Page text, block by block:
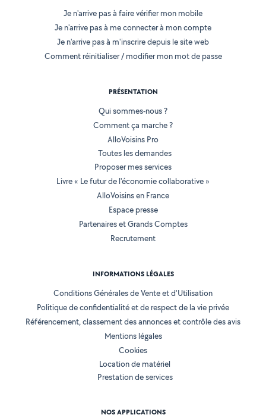
Je n'arrive pas à faire vérifier mon mobile
Je n'arrive pas à me connecter à mon compte
Je n'arrive pas à m'inscrire depuis le site web
Comment réinitialiser / modifier mon mot de passe
PRÉSENTATION
Qui sommes-nous ?
Comment ça marche ?
AlloVoisins Pro
Toutes les demandes
Proposer mes services
Livre « Le futur de l'économie collaborative »
AlloVoisins en France
Espace presse
Partenaires et Grands Comptes
Recrutement
INFORMATIONS LÉGALES
Conditions Générales de Vente et d'Utilisation
Politique de confidentialité et de respect de la vie privée
Référencement, classement des annonces et contrôle des avis
Mentions légales
Cookies
Location de matériel
Prestation de services
NOS APPLICATIONS